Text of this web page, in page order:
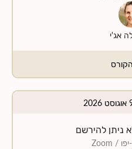
אג'י
ניתן להירשם
/ Zoom